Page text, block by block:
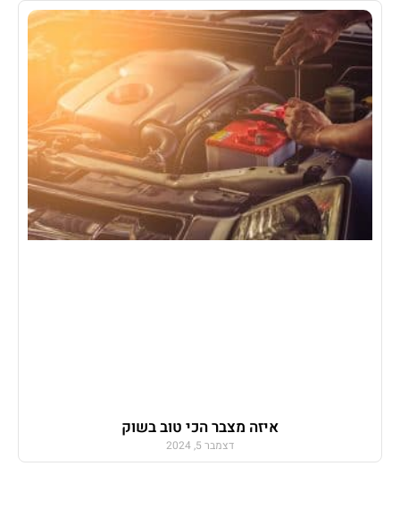
איזה מצבר הכי טוב בשוק
דצמבר 5, 2024